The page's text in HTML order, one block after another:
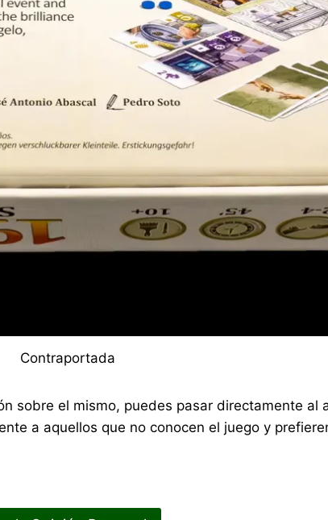
Contraportada
sobre el mismo, puedes pasar directamente
a aquellos que no conocen el juego y